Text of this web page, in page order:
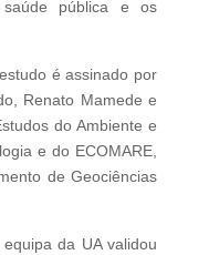
pública e os
é assinado por
Renato Mamede e
do Ambiente e
e do ECOMARE,
de Geociências
da UA validou